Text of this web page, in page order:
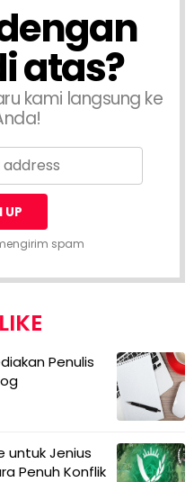
atas?
kami langsung ke
spam
Penulis
untuk Jenius
Penuh Konflik